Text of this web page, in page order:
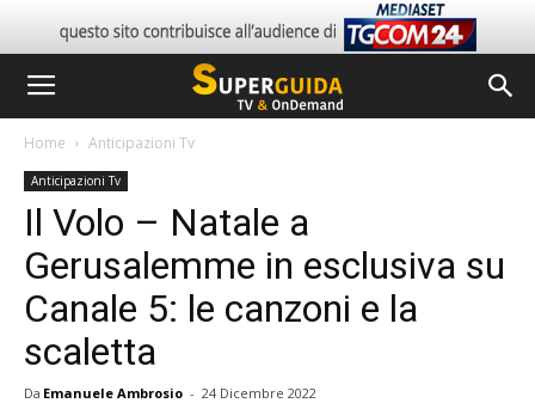
Home Anticipazioni Tv
Anticipazioni Tv
Il Volo – Natale a
Gerusalemme in esclusiva su
Canale 5: le canzoni e la
scaletta
Da Emanuele Ambrosio - 24 Dicembre 2022